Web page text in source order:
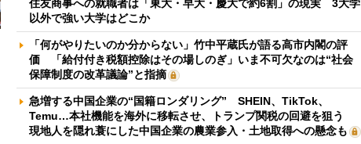
住友商事への就職者は「東大・早大・慶大で約6割」の現実 3大学
以外で強い大学はどこか
「何がやりたいのか分からない」竹中平蔵氏が語る高市内閣の評
価 「給付付き税額控除はその場しのぎ」いま不可欠なのは“社会
保障制度の改革議論”と指摘
急増する中国企業の“国籍ロンダリング” SHEIN、TikTok、
Temu…本社機能を海外に移転させ、トランプ関税の回避を狙う
現地人を隠れ蓑にした中国企業の農業参入・土地取得への懸念も